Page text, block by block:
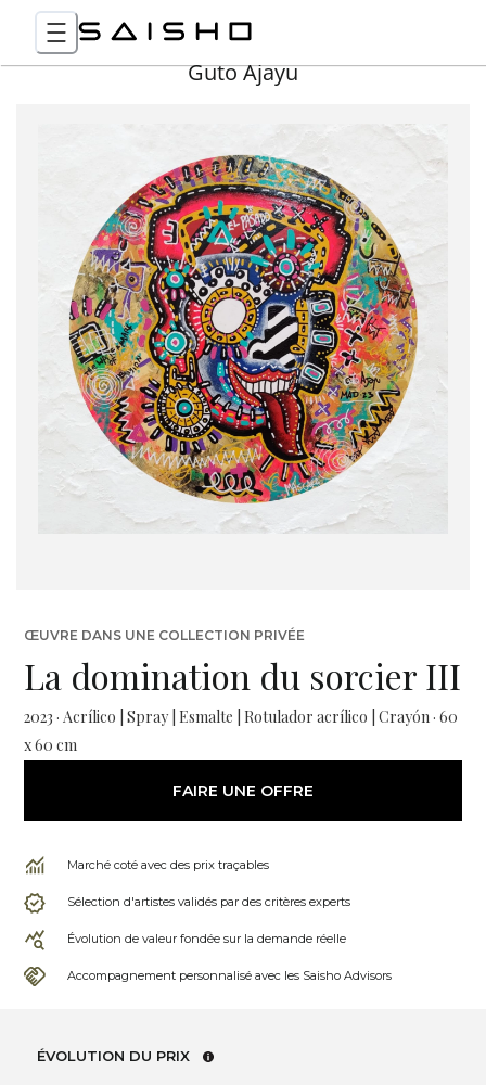
Guto Ajayu
ŒUVRE DANS UNE COLLECTION PRIVÉE
La domination du sorcier III
2023 · Acrílico | Spray | Esmalte | Rotulador acrílico | Crayón · 60
x 60 cm
FAIRE UNE OFFRE
Marché coté avec des prix traçables
Sélection d'artistes validés par des critères experts
Évolution de valeur fondée sur la demande réelle
Accompagnement personnalisé avec les Saisho Advisors
ÉVOLUTION DU PRIX